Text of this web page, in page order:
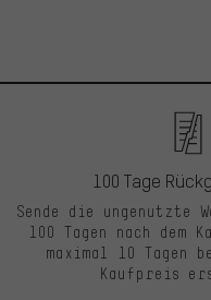
100 Tage
Sende die ungenutzte
100 Tagen nach dem
maximal 10 Tagen
Kaufpreis